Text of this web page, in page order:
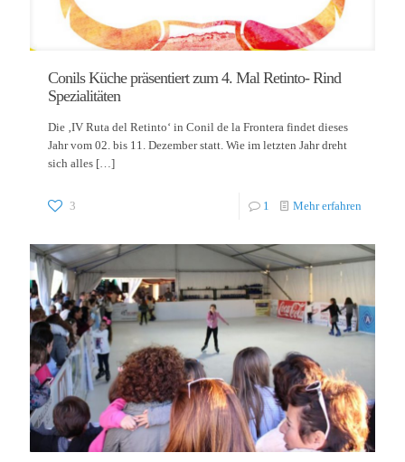
Conils Küche präsentiert zum 4. Mal Retinto- Rind
Spezialitäten
Die ‚IV Ruta del Retinto‘ in Conil de la Frontera findet dieses
Jahr vom 02. bis 11. Dezember statt. Wie im letzten Jahr dreht
sich alles […]
3 1 Mehr erfahren